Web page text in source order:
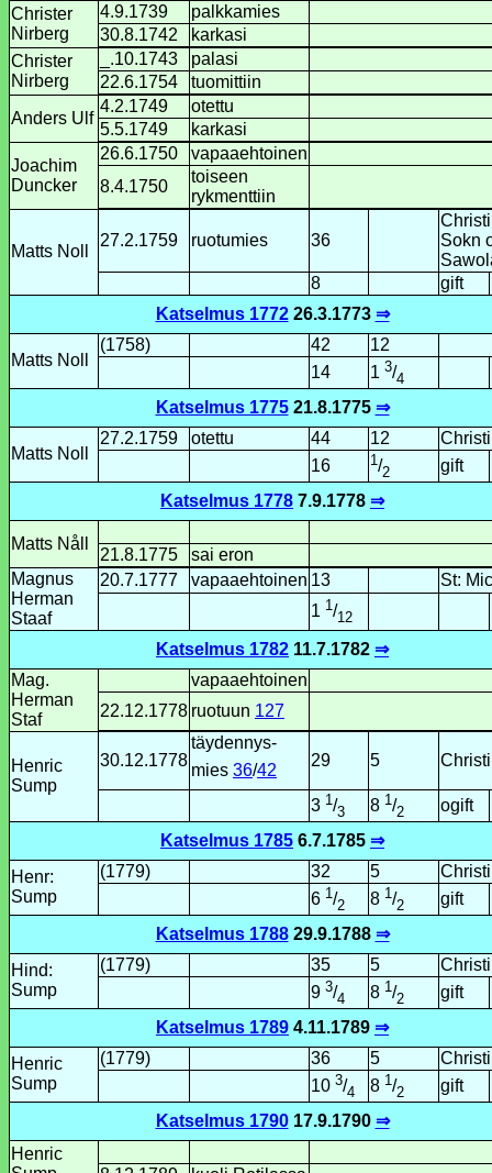
Christer
Nirberg
4.9.1739
palkka­mies
30.8.1742
karkasi
Christer
Nirberg
_.10.1743
palasi
22.6.1754
tuomittiin
Anders Ulf
4.2.1749
otettu
5.5.1749
karkasi
Joachim
Duncker
26.6.1750
vapaaehtoinen
8.4.1750
toiseen
rykmenttiin
Matts Noll
27.2.1759 ruotu­mies 36
Sokn
8
gift
Katselmus 177226.3.1773 ⇒
Matts Noll
(1758) 42
12
14
1 3/4
Katselmus 177521.8.1775 ⇒
Matts Noll
27.2.1759 otettu 44 12
16
1 /2 gift
Katselmus 1778 7.9.1778 ⇒
Matts Nåll
21.8.1775
sai eron
Magnus
Herman
Staaf
20.7.1777 vapaaehtoinen 13
St:
1 1 /12
Katselmus 1782 11.7.1782 ⇒
Mag.
Herman
Staf
vapaaehtoinen
22.12.1778 ruotuun 127
Henric
Sump
30.12.1778
täydennys­
mies 36/42
29 5
3 1 /3 8 1 /2 ogift
Katselmus 1785 6.7.1785 ⇒
Henr:
Sump
(1779) 32 5
6 1 /2 8 1 /2 gift
Katselmus 178829.9.1788 ⇒
Hind:
Sump
(1779) 35 5
9 3/4 8 1 /2 gift
Katselmus 1789 4.11.1789 ⇒
Henric
Sump
(1779) 36 5
10 3/4 8 1 /2 gift
Katselmus 179017.9.1790 ⇒
Henric